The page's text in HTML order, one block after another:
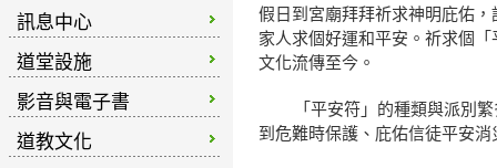
訊息中心
道堂設施
影音與電子書
道教文化
假日到宮廟拜拜祈求神明庇佑
家人求個好運和平安。祈求個
文化流傳至今。
「平安符」的種類與派別繁
到危難時保護、庇佑信徒平安